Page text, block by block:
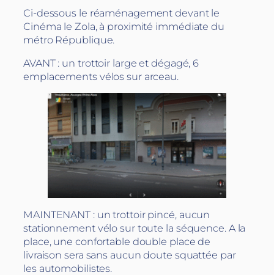
Ci-dessous le réaménagement devant le
Cinéma le Zola, à proximité immédiate du
métro République.
AVANT : un trottoir large et dégagé, 6
emplacements vélos sur arceau.
MAINTENANT : un trottoir pincé, aucun
stationnement vélo sur toute la séquence. A la
place, une confortable double place de
livraison sera sans aucun doute squattée par
les automobilistes.